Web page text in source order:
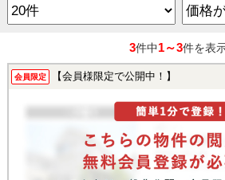
3件中1～3件を表
会員限定 【会員様限定で公開中！】